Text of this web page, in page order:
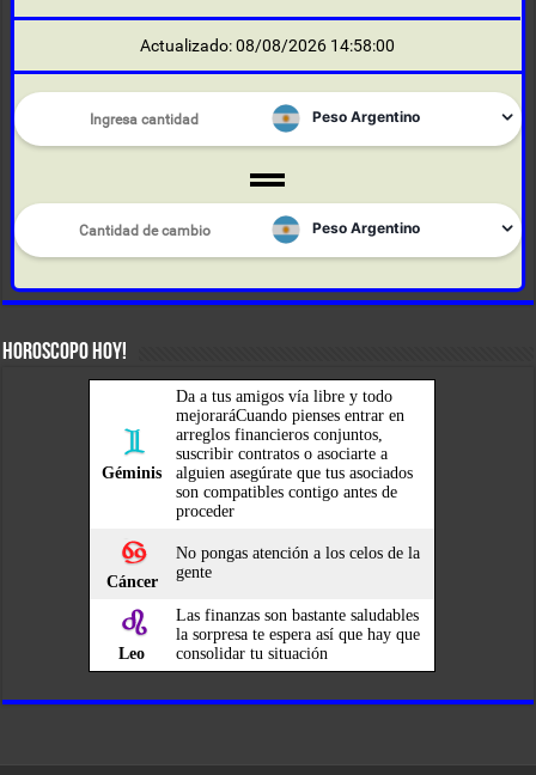
Actualizado: 08/08/2026 14:58:00
HOROSCOPO HOY!